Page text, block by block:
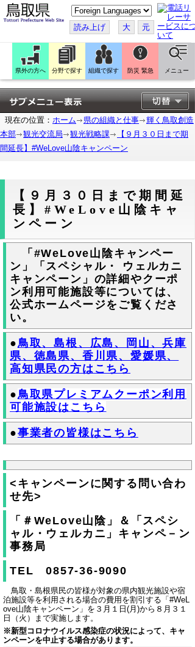
こ
の
ペ
ー
ジ
翻
訳
す
る
読み上げ 大 元
県外の方へ 分野で探す 組織で探す 防災 緊急 メニュー
現在の位置： ホーム 県の組織と仕事
輝く鳥取創造
本部
観光交流局 観光戦略課
【９月３０日まで期
間延長】#WeLove山陰キャンペーン
【９月３０日まで期間延
長】#WeLove山陰キャ
ンペーン
「#WeLove山陰キャンペー
ン」「スペシャル・ ウェルカニ
キャンペーン」の詳細やクーポ
ン利用可能施設等については、
公式ホームページをご覧くださ
い。
●鳥取、島根、広島、岡山、兵庫
県、徳島県、香川県、愛媛県、
高知県民の方はこちら
●鳥取県プレミアムクーポン利用
可能施設はこちら
●事業者の皆様はこちら
<キャンペーンに関する問い合わ
せ先>
「＃WeLove山陰」＆「スペシ
ャル・ウェルカニ」キャンペ－ン
事務局
TEL 0857-36-9090
鳥取・島根県民の皆様が対象の県内観光施設や宿
泊施設等を利用される場合の費用を割引する「#WeL
ove山陰キャンペーン」を３月１日(月)から８月３１
日（火）まで実施します。
※新型コロナウイルス感染症の状況によって、キャ
ンペーンを中止する場合があります。